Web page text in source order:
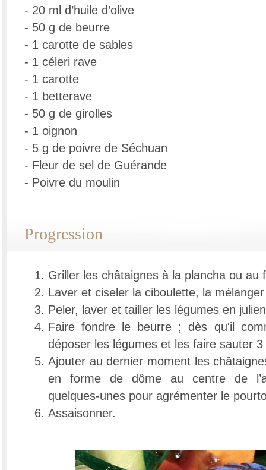
- 20 ml d’huile d’olive
- 50 g de beurre
- 1 carotte de sables
- 1 céleri rave
- 1 carotte
- 1 betterave
- 50 g de girolles
- 1 oignon
- 5 g de poivre de Séchuan
- Fleur de sel de Guérande
- Poivre du moulin
Progression
Griller les châtaignes à la plancha ou au
Laver et ciseler la ciboulette, la
Peler, laver et tailler les légumes en
Faire fondre le beurre ; dès qu'il
déposer les légumes et les faire sauter
Ajouter au dernier moment les
en forme de dôme au centre de
quelques-unes pour agrémenter le
Assaisonner.